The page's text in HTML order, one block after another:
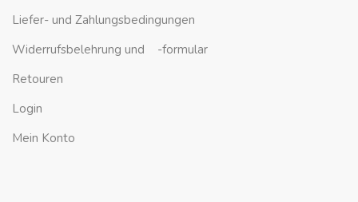
Liefer- und Zahlungsbedingungen
Widerrufsbelehrung und -formular
Retouren
Login
Mein Konto